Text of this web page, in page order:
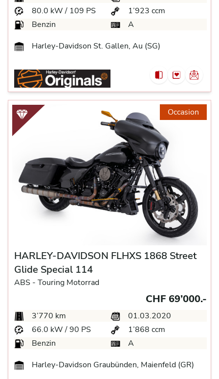
80.0 kW / 109 PS
1’923 ccm
Benzin
A
Harley-Davidson St. Gallen, Au (SG)
Occasion
HARLEY-DAVIDSON FLHXS 1868 Street
Glide Special 114
ABS - Touring Motorrad
CHF 69’000.-
3’770 km
01.03.2020
66.0 kW / 90 PS
1’868 ccm
Benzin
A
Harley-Davidson Graubünden, Maienfeld (GR)